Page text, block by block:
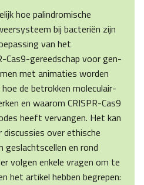
hoe palindromische
bij bacteriën zijn
van het
Cas9-gereedschap voor gen-
met animaties worden
de betrokken moleculair­
en waarom CRISPR-Cas9
heeft vervangen. Het kan
over ethische
geslachtscellen en rond
volgen enkele vragen om te
het artikel hebben begrepen: